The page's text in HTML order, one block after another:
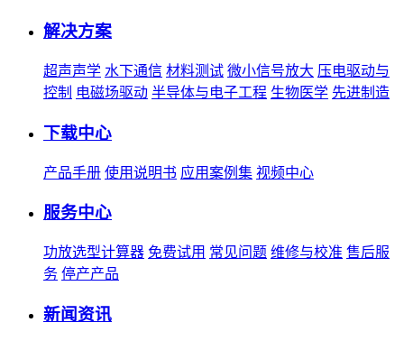
解决方案
超声声学 水下通信 材料测试 微小信号放大 压电驱动与
控制 电磁场驱动 半导体与电子工程 生物医学 先进制造
下载中心
产品手册 使用说明书 应用案例集 视频中心
服务中心
功放选型计算器 免费试用 常见问题 维修与校准 售后服
务 停产产品
新闻资讯